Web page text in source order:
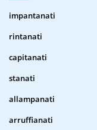
impantanati
rintanati
capitanati
stanati
allampanati
arruffianati